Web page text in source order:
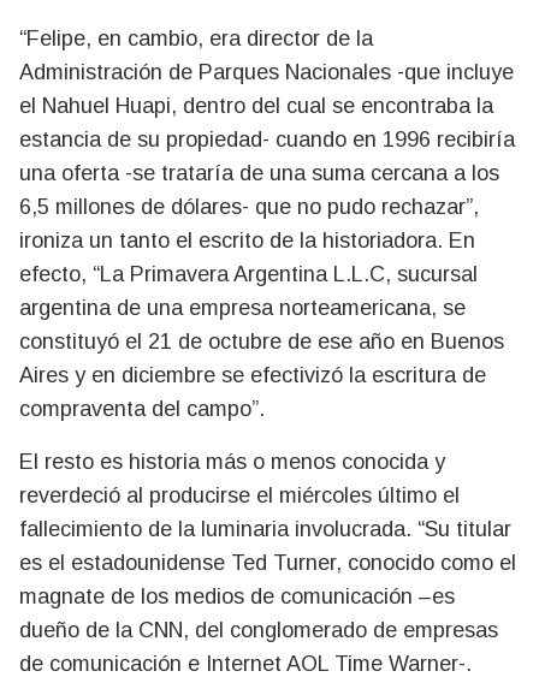
“Felipe, en cambio, era director de la
Administración de Parques Nacionales -que incluye
el Nahuel Huapi, dentro del cual se encontraba la
estancia de su propiedad- cuando en 1996 recibiría
una oferta -se trataría de una suma cercana a los
6,5 millones de dólares- que no pudo rechazar”,
ironiza un tanto el escrito de la historiadora. En
efecto, “La Primavera Argentina L.L.C, sucursal
argentina de una empresa norteamericana, se
constituyó el 21 de octubre de ese año en Buenos
Aires y en diciembre se efectivizó la escritura de
compraventa del campo”.
El resto es historia más o menos conocida y
reverdeció al producirse el miércoles último el
fallecimiento de la luminaria involucrada. “Su titular
es el estadounidense Ted Turner, conocido como el
magnate de los medios de comunicación –es
dueño de la CNN, del conglomerado de empresas
de comunicación e Internet AOL Time Warner-.